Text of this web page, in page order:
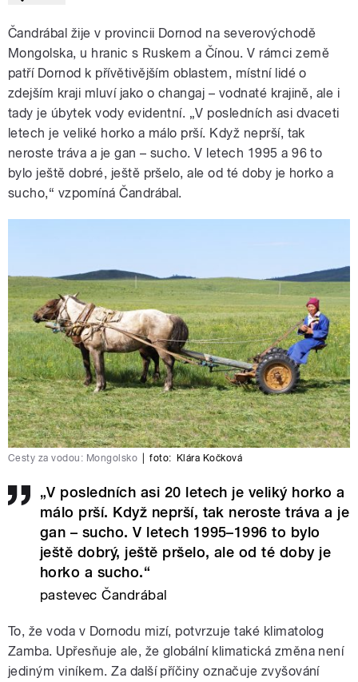
Čandrábal žije v provincii Dornod na severovýchodě
Mongolska, u hranic s Ruskem a Čínou. V rámci země
patří Dornod k přívětivějším oblastem, místní lidé o
zdejším kraji mluví jako o changaj – vodnaté krajině, ale i
tady je úbytek vody evidentní. „V posledních asi dvaceti
letech je veliké horko a málo prší. Když neprší, tak
neroste tráva a je gan – sucho. V letech 1995 a 96 to
bylo ještě dobré, ještě pršelo, ale od té doby je horko a
sucho,“ vzpomíná Čandrábal.
Cesty za vodou: Mongolsko foto: Klára Kočková
„V posledních asi 20 letech je veliký horko a
málo prší. Když neprší, tak neroste tráva a je
gan – sucho. V letech 1995–1996 to bylo
ještě dobrý, ještě pršelo, ale od té doby je
horko a sucho.“
pastevec Čandrábal
To, že voda v Dornodu mizí, potvrzuje také klimatolog
Zamba. Upřesňuje ale, že globální klimatická změna není
jediným viníkem. Za další příčiny označuje zvyšování